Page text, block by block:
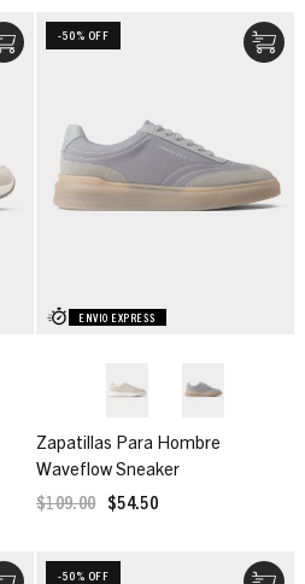
ENVIO EXPRESS
-50% OFF
Zapatillas Para Hombre
Waveflow Sneaker
$109.00 $54.50
-50% OFF